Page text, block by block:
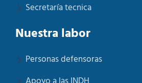
Secretaría tecnica
Nuestra labor
Personas defensoras